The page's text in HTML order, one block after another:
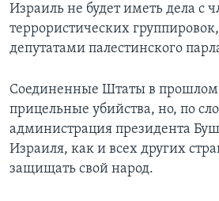
Израиль не будет иметь дела с
террористических
депутатами палестинского
Соединенные Штаты в
прицельные убийства, но, по
администрация президента
Израиля, как и всех других
защищать свой народ.